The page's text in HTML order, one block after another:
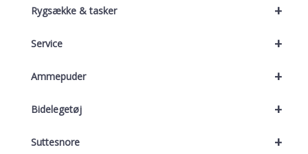
+
Rygsække & tasker
+
Service
+
Ammepuder
+
Bidelegetøj
+
Suttesnore